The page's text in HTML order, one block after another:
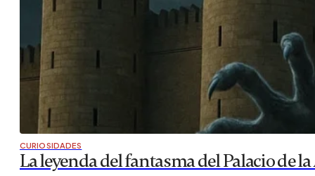
CURIOSIDADES
La leyenda del fantasma del Palacio de